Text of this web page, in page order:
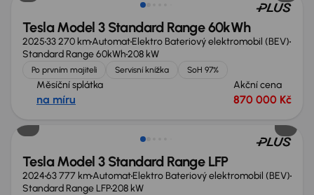
Tesla Model 3 Standard Range 60kWh
202533 270 kmAutomatElektro Bateriový elektromobil (BEV)
Standard Range 60kWh208 kW
Po prvním majiteli Servisní knížka SoH 97%
Měsíční splátka
na míru
Akční cena
870 000 Kč
Zlevněno o 40 000 Kč
Tesla Model 3 Standard Range LFP
202463 777 kmAutomatElektro Bateriový elektromobil (BEV)
Standard Range LFP208 kW